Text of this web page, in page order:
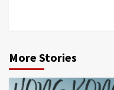
More Stories